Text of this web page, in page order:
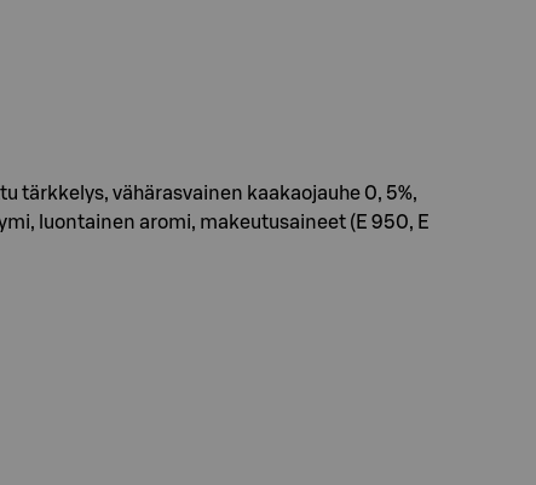
tärkkelys, vähärasvainen kaakaojauhe 0, 5%,
luontainen aromi, makeutusaineet (E 950, E